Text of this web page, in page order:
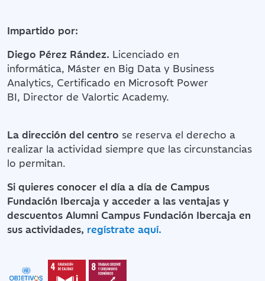
Impartido por:
Diego Pérez Rández. Licenciado en
informática, Máster en Big Data y Business
Analytics, Certificado en Microsoft Power
BI, Director de Valortic Academy.
La dirección del centro se reserva el derecho a
realizar la actividad siempre que las circunstancias
lo permitan.
Si quieres conocer el día a día de Campus
Fundación Ibercaja y acceder a las ventajas y
descuentos Alumni Campus Fundación Ibercaja en
sus actividades, regístrate aquí.